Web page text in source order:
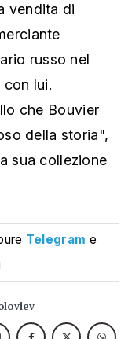
vendita di
russo nel
con lui.
che Bouvier
della storia",
sua collezione
Telegram e